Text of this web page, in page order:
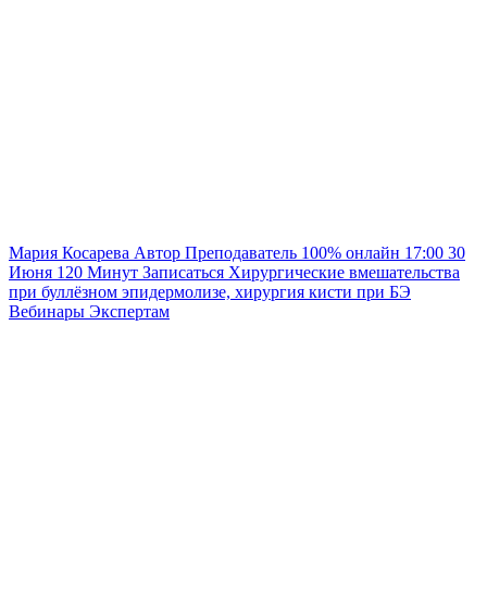
Мария Косарева Автор Преподаватель 100% онлайн 17:00 30
Июня 120 Минут Записаться Хирургические вмешательства
при буллёзном эпидермолизе, хирургия кисти при БЭ
Вебинары Экспертам